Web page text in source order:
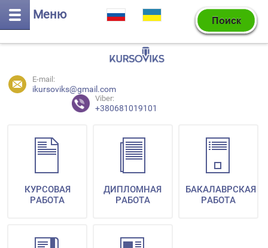
Меню
E-mail:
ikursoviks@gmail.com
Viber:
+380681019101
КУРСОВАЯ
РАБОТА
ДИПЛОМНАЯ
РАБОТА
БАКАЛАВРСКАЯ
РАБОТА